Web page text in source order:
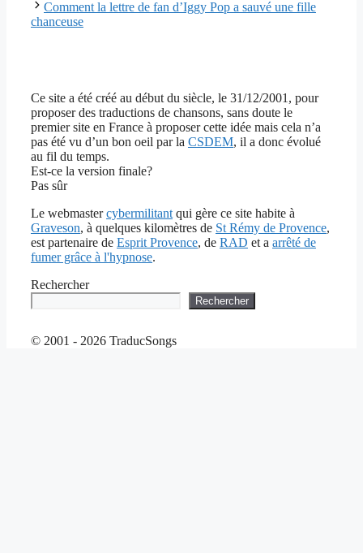
Comment la lettre de fan d’Iggy Pop a sauvé une fille
chanceuse
Ce site a été créé au début du siècle, le 31/12/2001, pour
proposer des traductions de chansons, sans doute le
premier site en France à proposer cette idée mais cela n’a
pas été vu d’un bon oeil par la CSDEM, il a donc évolué
au fil du temps.
Est-ce la version finale?
Pas sûr
Le webmastercybermilitant qui gère ce site habite à
Graveson, à quelques kilomètres de St Rémy de Provence,
est partenaire de Esprit Provence, de RAD et a arrêté de
fumer grâce à l'hypnose.
Rechercher
Rechercher
© 2001 - 2026 TraducSongs